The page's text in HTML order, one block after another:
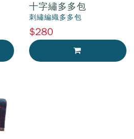
十字繡多多包
刺繡編織多多包
$280